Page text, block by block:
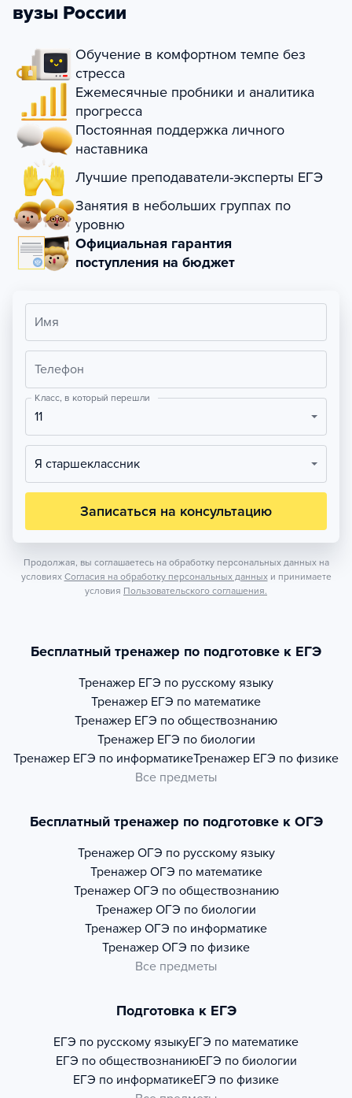
вузы России
Обучение в комфортном темпе без
стресса
Ежемесячные пробники и аналитика
прогресса
Постоянная поддержка личного
наставника
Лучшие преподаватели-эксперты ЕГЭ
Занятия в небольших группах по
уровню
Официальная гарантия
поступления на бюджет
Имя
Телефон
Класс, в который перешли
11
Я старшеклассник
Записаться на консультацию
Продолжая, вы соглашаетесь на обработку персональных данных на
условиях Согласия на обработку персональных данных и принимаете
условия Пользовательского соглашения.
Бесплатный тренажер по подготовке к ЕГЭ
Тренажер ЕГЭ по русскому языку
Тренажер ЕГЭ по математике
Тренажер ЕГЭ по обществознанию
Тренажер ЕГЭ по биологии
Тренажер ЕГЭ по информатикеТренажер ЕГЭ по физике
Все предметы
Бесплатный тренажер по подготовке к ОГЭ
Тренажер ОГЭ по русскому языку
Тренажер ОГЭ по математике
Тренажер ОГЭ по обществознанию
Тренажер ОГЭ по биологии
Тренажер ОГЭ по информатике
Тренажер ОГЭ по физике
Все предметы
Подготовка к ЕГЭ
ЕГЭ по русскому языкуЕГЭ по математике
ЕГЭ по обществознаниюЕГЭ по биологии
ЕГЭ по информатикеЕГЭ по физике